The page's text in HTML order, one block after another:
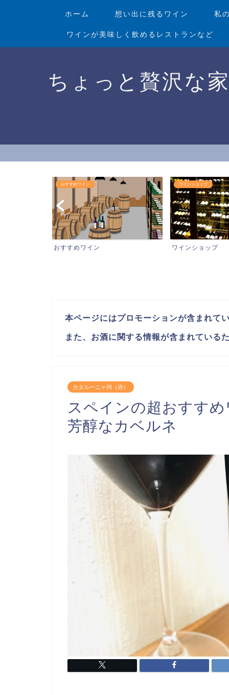
ホーム 想い出に残るワイン 私
ワインが美味しく飲めるレストランなど
ちょっと贅沢な
ワインショップ
ワインショップ 想い出に残る
本ページにはプロモーションが含まれて
また、お酒に関する情報が含まれている
カタルーニャ州（赤）
スペインの超おすす
芳醇なカベルネ